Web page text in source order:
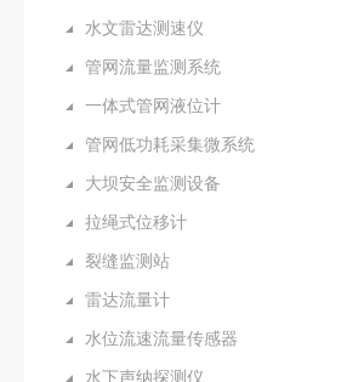
水文雷达测速仪
管网流量监测系统
一体式管网液位计
管网低功耗采集微系统
大坝安全监测设备
拉绳式位移计
裂缝监测站
雷达流量计
水位流速流量传感器
水下声纳探测仪